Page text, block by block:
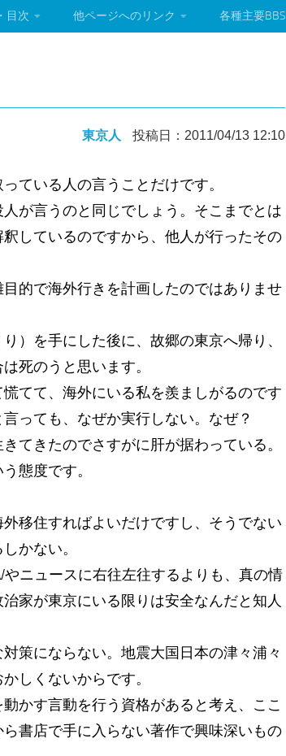
目次 他ページへのリンク 各種主要BBS
東京人 投稿日：2011/04/13 12:10
ている人の言うことだけです。
が言うのと同じでしょう。そこまでとは
しているのですから、他人が行ったその
的で海外行きを計画したのではありませ
）を手にした後に、故郷の東京へ帰り、
死のうと思います。
てて、海外にいる私を羨ましがるのです
っても、なぜか実行しない。なぜ？
てきたのでさすがに肝が据わっている。
態度です。
移住すればよいだけですし、そうでない
かない。
ニュースに右往左往するよりも、真の情
家が東京にいる限りは安全なんだと知人
策にならない。地震大国日本の津々浦々
しくないからです。
かす言動を行う資格があると考え、ここ
書店で手に入らない著作で興味深いもの